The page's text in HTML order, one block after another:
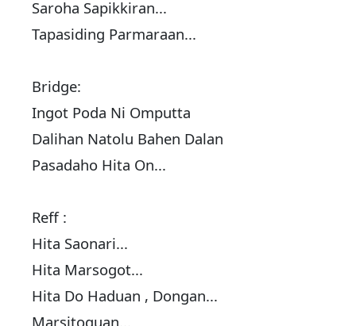
Saroha Sapikkiran...
Tapasiding Parmaraan...
Bridge:
Ingot Poda Ni Omputta
Dalihan Natolu Bahen Dalan
Pasadaho Hita On...
Reff :
Hita Saonari...
Hita Marsogot...
Hita Do Haduan , Dongan...
Marsitoguan...